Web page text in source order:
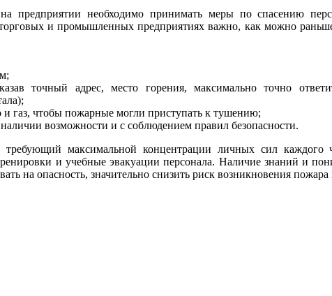
предприятии необходимо принимать меры по спасению
и промышленных предприятиях важно, как можно
точный адрес, место горения, максимально точно
и газ, чтобы пожарные могли приступать к тушению;
возможности и с соблюдением правил безопасности.
максимальной концентрации личных сил каждого
и учебные эвакуации персонала. Наличие знаний и
на опасность, значительно снизить риск возникновения